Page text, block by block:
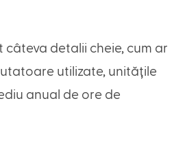
câteva detalii cheie, cum ar
utilizate, unitățile
anual de ore de